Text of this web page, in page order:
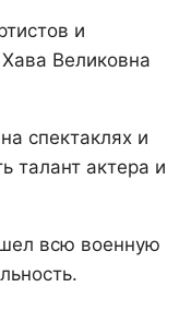
и
Великовна
спектаклях и
талант актера и
всю военную